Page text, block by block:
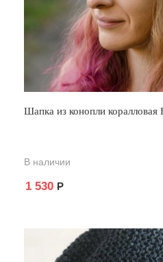
Шапка из конопли коралловая
В наличии
1 530 Р